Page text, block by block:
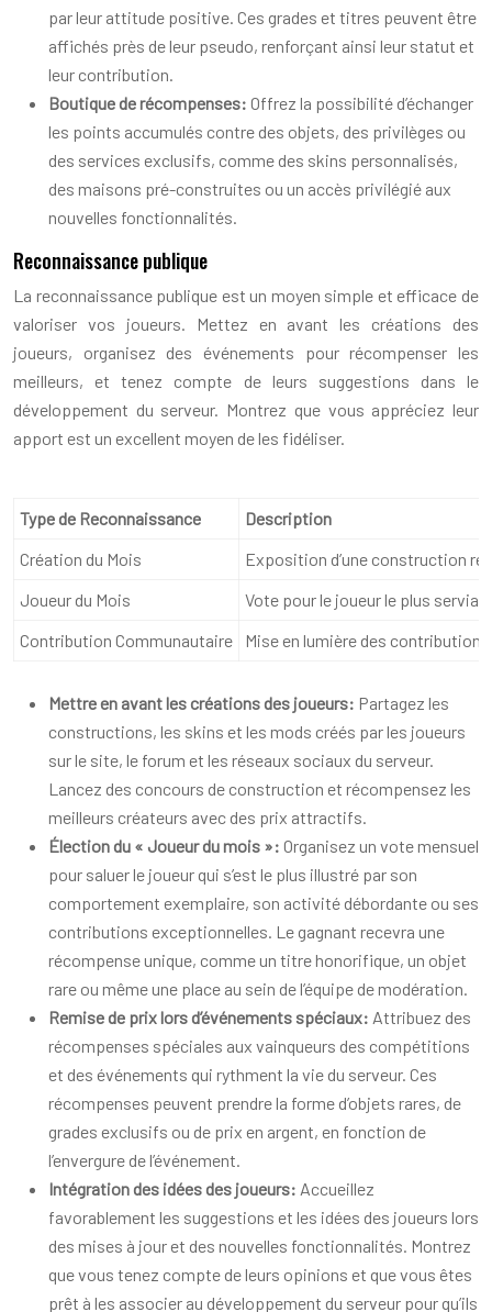
par leur attitude positive. Ces grades et titres peuvent être
affichés près de leur pseudo, renforçant ainsi leur statut et
leur contribution.
Boutique de récompenses: Offrez la possibilité d’échanger
les points accumulés contre des objets, des privilèges ou
des services exclusifs, comme des skins personnalisés,
des maisons pré-construites ou un accès privilégié aux
nouvelles fonctionnalités.
Reconnaissance publique
La reconnaissance publique est un moyen simple et efficace de
valoriser vos joueurs. Mettez en avant les créations des
joueurs, organisez des événements pour récompenser les
meilleurs, et tenez compte de leurs suggestions dans le
développement du serveur. Montrez que vous appréciez leur
apport est un excellent moyen de les fidéliser.
Type de Reconnaissance
Description
Création du Mois
Exposition d’une construction
Joueur du Mois
Vote pour le joueur le plus
Contribution Communautaire
Mise en lumière des
Mettre en avant les créations des joueurs: Partagez les
constructions, les skins et les mods créés par les joueurs
sur le site, le forum et les réseaux sociaux du serveur.
Lancez des concours de construction et récompensez les
meilleurs créateurs avec des prix attractifs.
Élection du « Joueur du mois »: Organisez un vote mensuel
pour saluer le joueur qui s’est le plus illustré par son
comportement exemplaire, son activité débordante ou ses
contributions exceptionnelles. Le gagnant recevra une
récompense unique, comme un titre honorifique, un objet
rare ou même une place au sein de l’équipe de modération.
Remise de prix lors d’événements spéciaux: Attribuez des
récompenses spéciales aux vainqueurs des compétitions
et des événements qui rythment la vie du serveur. Ces
récompenses peuvent prendre la forme d’objets rares, de
grades exclusifs ou de prix en argent, en fonction de
l’envergure de l’événement.
Intégration des idées des joueurs: Accueillez
favorablement les suggestions et les idées des joueurs lors
des mises à jour et des nouvelles fonctionnalités. Montrez
que vous tenez compte de leurs opinions et que vous êtes
prêt à les associer au développement du serveur pour qu’ils